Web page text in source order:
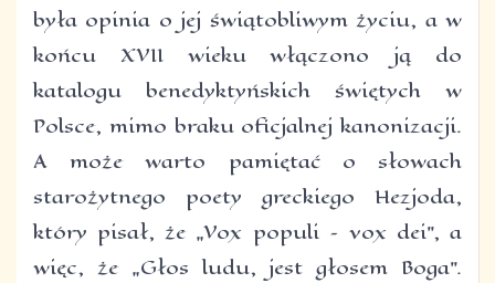
była opinia o jej świątobliwym życiu, a w
końcu XVII wieku włączono ją do
katalogu benedyktyńskich świętych w
Polsce, mimo braku oficjalnej kanonizacji.
A może warto pamiętać o słowach
starożytnego poety greckiego Hezjoda,
który pisał, że „Vox populi – vox dei”, a
więc, że „Głos ludu, jest głosem Boga”.